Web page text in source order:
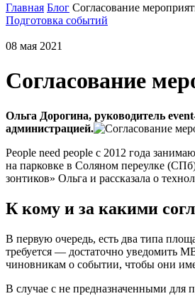
Главная Блог Согласование
Подготовка событий
08 мая 2021
Согласование
Ольга Дорогина, руководитель
администрацией.
People need people с 2012 года
на парковке в Соляном переулке
зонтиков» Ольга и рассказала о
К кому и за какими
В первую очередь, есть два типа
требуется — достаточно уведомить
чиновникам о событии, чтобы они
В случае с не предназначенными для